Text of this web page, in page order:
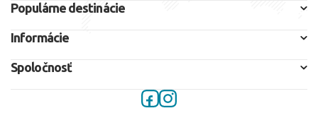
Populárne destinácie
Informácie
Spoločnosť